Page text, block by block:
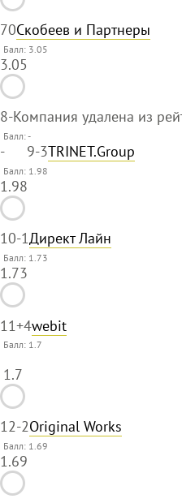
70Скобеев и Партнеры
Балл: 3.05
3.05
8-Компания удалена из
Балл:-
- 9-3TRINET.Group
Балл: 1.98
1.98
10-1Директ Лайн
Балл: 1.73
1.73
11+4webit
Балл: 1.7
1.7
12-2Original Works
Балл: 1.69
1.69